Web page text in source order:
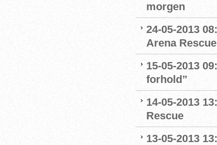
morgen
24-05-2013
Arena Rescue
15-05-2013
forhold”
14-05-2013
Rescue
13-05-2013